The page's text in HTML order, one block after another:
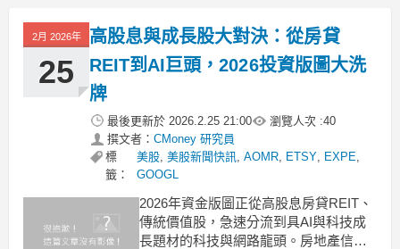
0.29 美元，略低於市場預期 0.02 美元。
在營收方面，單季營收
2月 2026年
25
高股息與成長股大對決：從房貸
REIT到AI巨頭，2026投資版圖大洗
牌
最後更新於 2026.2.25 21:00 瀏覽人次 :40
撰文者： CMoney 研究員
標
籤：
美股, 美股新聞快訊, AOMR, ETSY, EXPE,
GOOGL
2026年資金版圖正從高股息房貸REIT、
傳統價值股，急速分流到具AI與科技成
長題材的科技與網路龍頭。房地產信託